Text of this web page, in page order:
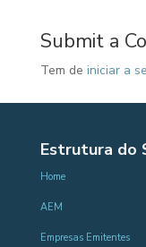
Submit a
Tem de iniciar a
Estrutura do
Home
AEM
Empresas Emitentes